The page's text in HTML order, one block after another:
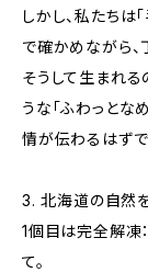
しかし、私たちは
で確かめながら、
そうして生まれる
うな「ふわっとな
情が伝わるはずで
3. 北海道の自然
1個目は完全解凍
て。